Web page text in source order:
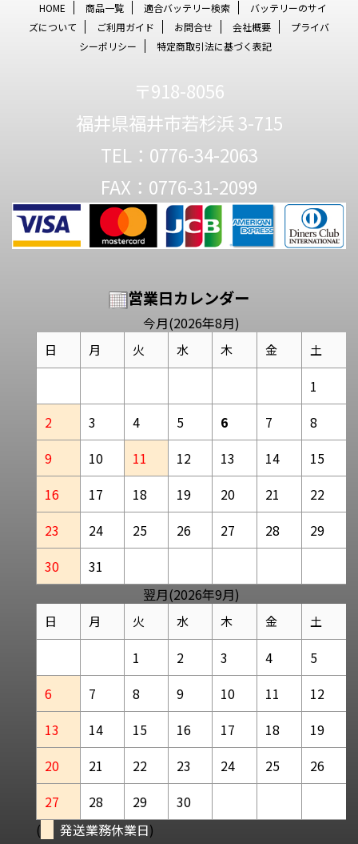
HOME 商品一覧 適合バッテリー検索
バッテリーのサイ
ズについて
ご利用ガイド お問合せ 会社概要
プライバ
シーポリシー
特定商取引法に基づく表記
〒918-8056
福井県福井市若杉浜 3-715
TEL：0776-34-2063
FAX：0776-31-2099
営業日カレンダー
今月(2026年8月)
日 月 火 水 木 金 土
1
2
3 4 5 6 7
8
9
10 11 12 13 14
15
16
17 18 19 20 21
22
23
24 25 26 27 28
29
30
31
翌月(2026年9月)
日 月 火 水 木 金 土
1 2 3 4
5
6
7 8 9 10 11
12
13
14 15 16 17 18
19
20
21 22 23 24 25
26
27
28 29
30
(
発送業務休業日)